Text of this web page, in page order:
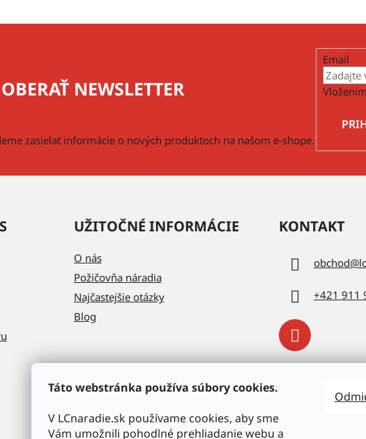
Táto webstránka používa súbory cookies.
V LCnaradie.sk používame cookies, aby sme
Vám umožnili pohodlné prehliadanie webu a
NEWSLETTER
zasielať informácie o nových produktoch na našom e-shope.
Email
UŽITOČNÉ INFORMÁCIE
O nás
Požičovňa náradia
Najčastejšie otázky
Blog
KONTAKT
obchod@
+421 911